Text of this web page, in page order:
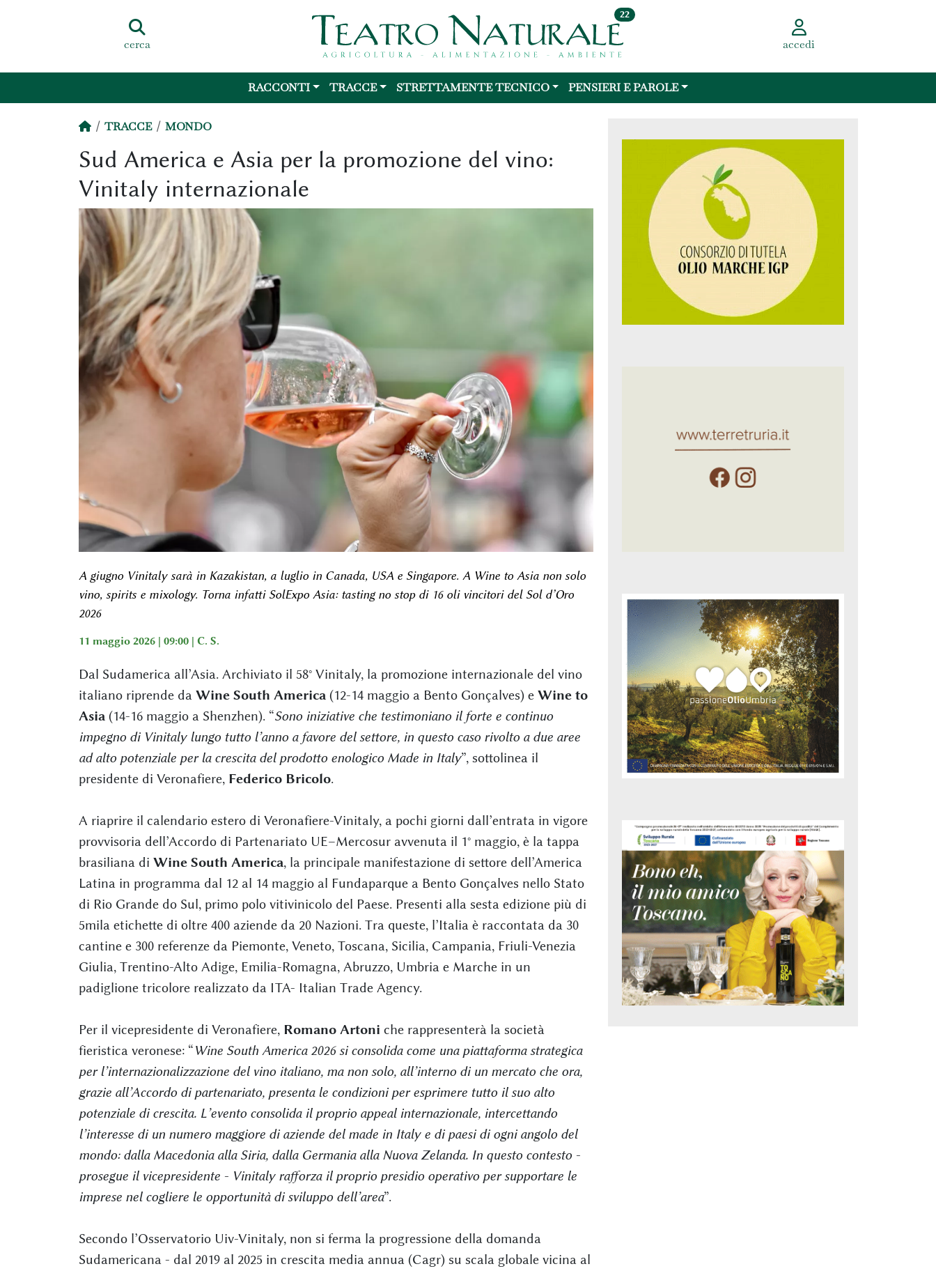
cerca
22
accedi
RACCONTI TRACCE STRETTAMENTE TECNICO PENSIERI E PAROLE
TRACCE MONDO
Sud America e Asia per la promozione del vino:
Vinitaly internazionale
A giugno Vinitaly sarà in Kazakistan, a luglio in Canada, USA e Singapore. A Wine to Asia non solo
vino, spirits e mixology. Torna infatti SolExpo Asia: tasting no stop di 16 oli vincitori del Sol d’Oro
2026
11 maggio 2026 | 09:00 | C. S.
Dal Sudamerica all’Asia. Archiviato il 58° Vinitaly, la promozione internazionale del vino
italiano riprende da Wine South America(12-14 maggio a Bento Gonçalves) e Wine to
Asia(14-16 maggio a Shenzhen). “Sono iniziative che testimoniano il forte e continuo
impegno di Vinitaly lungo tutto l’anno a favore del settore, in questo caso rivolto a due aree
ad alto potenziale per la crescita del prodotto enologico Made in Italy”, sottolinea il
presidente di Veronafiere, Federico Bricolo.
A riaprire il calendario estero di Veronafiere-Vinitaly, a pochi giorni dall’entrata in vigore
provvisoria dell’Accordo di Partenariato UE–Mercosur avvenuta il 1° maggio, è la tappa
brasiliana di Wine South America, la principale manifestazione di settore dell’America
Latina in programma dal 12 al 14 maggio al Fundaparque a Bento Gonçalves nello Stato
di Rio Grande do Sul, primo polo vitivinicolo del Paese. Presenti alla sesta edizione più di
5mila etichette di oltre 400 aziende da 20 Nazioni. Tra queste, l’Italia è raccontata da 30
cantine e 300 referenze da Piemonte, Veneto, Toscana, Sicilia, Campania, Friuli-Venezia
Giulia, Trentino-Alto Adige, Emilia-Romagna, Abruzzo, Umbria e Marche in un
padiglione tricolore realizzato da ITA- Italian Trade Agency.
Per il vicepresidente di Veronafiere, Romano Artoni che rappresenterà la società
fieristica veronese: “Wine South America 2026 si consolida come una piattaforma strategica
per l’internazionalizzazione del vino italiano, ma non solo, all’interno di un mercato che ora,
grazie all’Accordo di partenariato, presenta le condizioni per esprimere tutto il suo alto
potenziale di crescita. L’evento consolida il proprio appeal internazionale, intercettando
l’interesse di un numero maggiore di aziende del made in Italy e di paesi di ogni angolo del
mondo: dalla Macedonia alla Siria, dalla Germania alla Nuova Zelanda. In questo contesto -
prosegue il vicepresidente - Vinitaly rafforza il proprio presidio operativo per supportare le
imprese nel cogliere le opportunità di sviluppo dell’area”.
Secondo l’Osservatorio Uiv-Vinitaly, non si ferma la progressione della domanda
Sudamericana - dal 2019 al 2025 in crescita media annua (Cagr) su scala globale vicina al